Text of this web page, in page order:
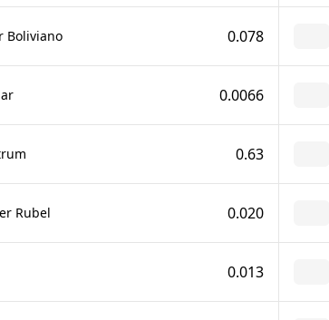
Boliviano 0.078
0.0066
0.63
Rubel 0.020
0.013